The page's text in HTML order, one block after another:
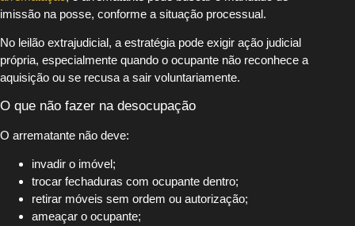
imissão na posse, conforme a situação processual.
No leilão extrajudicial, a estratégia pode exigir ação judicial
própria, especialmente quando o ocupante não reconhece a
aquisição ou se recusa a sair voluntariamente.
O que não fazer na desocupação
O arrematante não deve:
invadir o imóvel;
trocar fechaduras com ocupante dentro;
retirar móveis sem ordem ou autorização;
ameaçar o ocupante;